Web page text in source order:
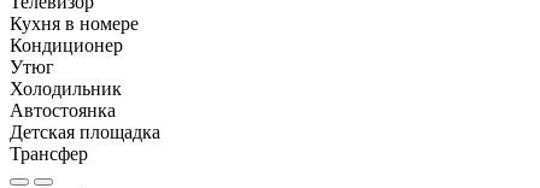
Кухня в номере
Кондиционер
Утюг
Холодильник
Автостоянка
Детская площадка
Трансфер